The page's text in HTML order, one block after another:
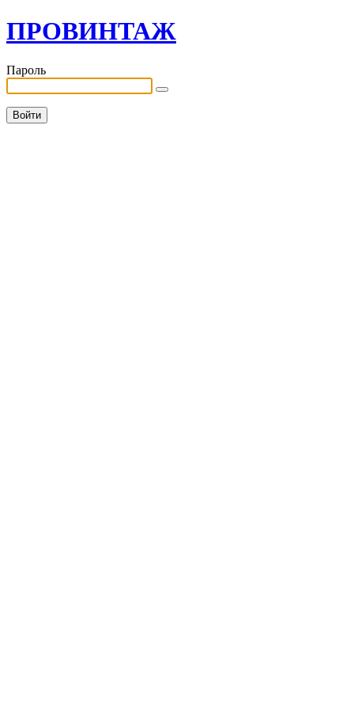
ПРОВИНТАЖ
Пароль